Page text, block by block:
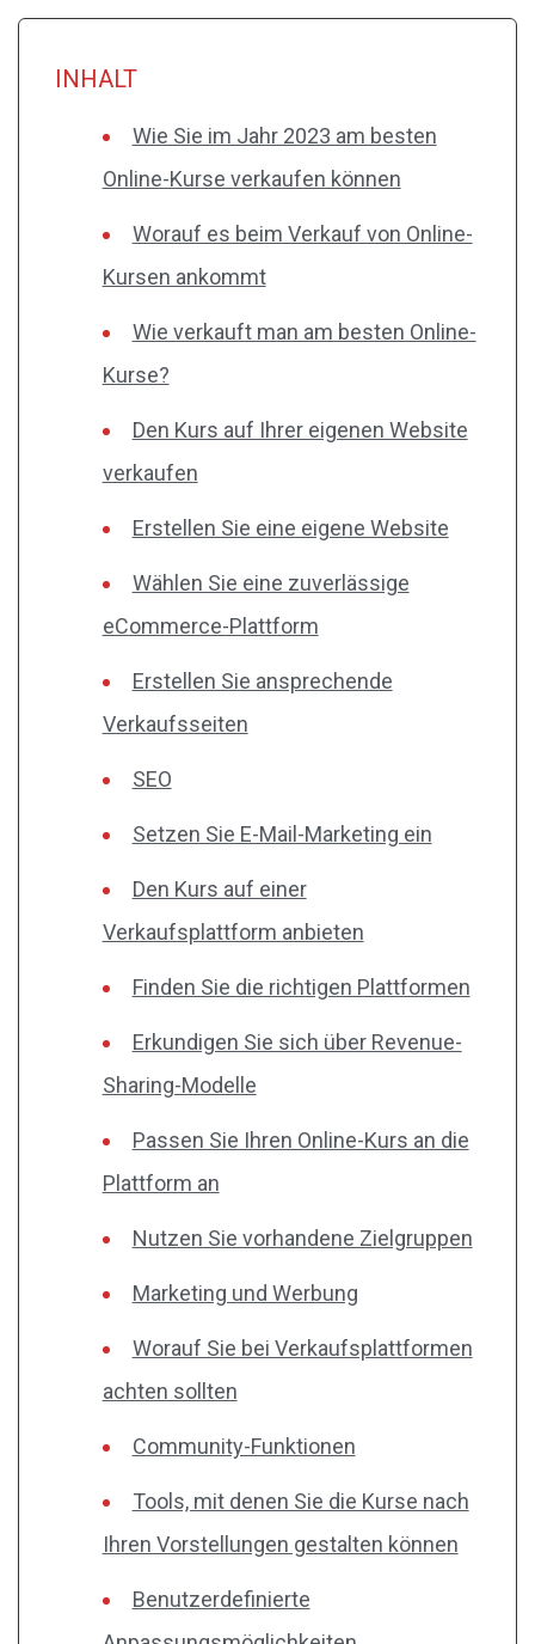
INHALT
Wie Sie im Jahr 2023 am besten
Online-Kurse verkaufen können
Worauf es beim Verkauf von Online-
Kursen ankommt
Wie verkauft man am besten Online-
Kurse?
Den Kurs auf Ihrer eigenen Website
verkaufen
Erstellen Sie eine eigene Website
Wählen Sie eine zuverlässige
eCommerce-Plattform
Erstellen Sie ansprechende
Verkaufsseiten
SEO
Setzen Sie E-Mail-Marketing ein
Den Kurs auf einer
Verkaufsplattform anbieten
Finden Sie die richtigen Plattformen
Erkundigen Sie sich über Revenue-
Sharing-Modelle
Passen Sie Ihren Online-Kurs an die
Plattform an
Nutzen Sie vorhandene Zielgruppen
Marketing und Werbung
Worauf Sie bei Verkaufsplattformen
achten sollten
Community-Funktionen
Tools, mit denen Sie die Kurse nach
Ihren Vorstellungen gestalten können
Benutzerdefinierte